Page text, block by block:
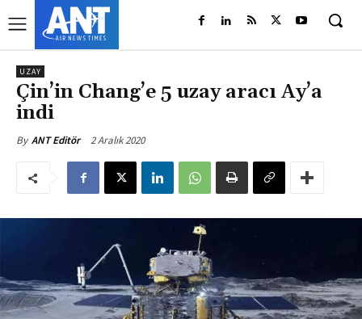
UZAY
Çin’in Chang’e 5 uzay aracı Ay’a
indi
By ANT Editör 2 Aralık 2020